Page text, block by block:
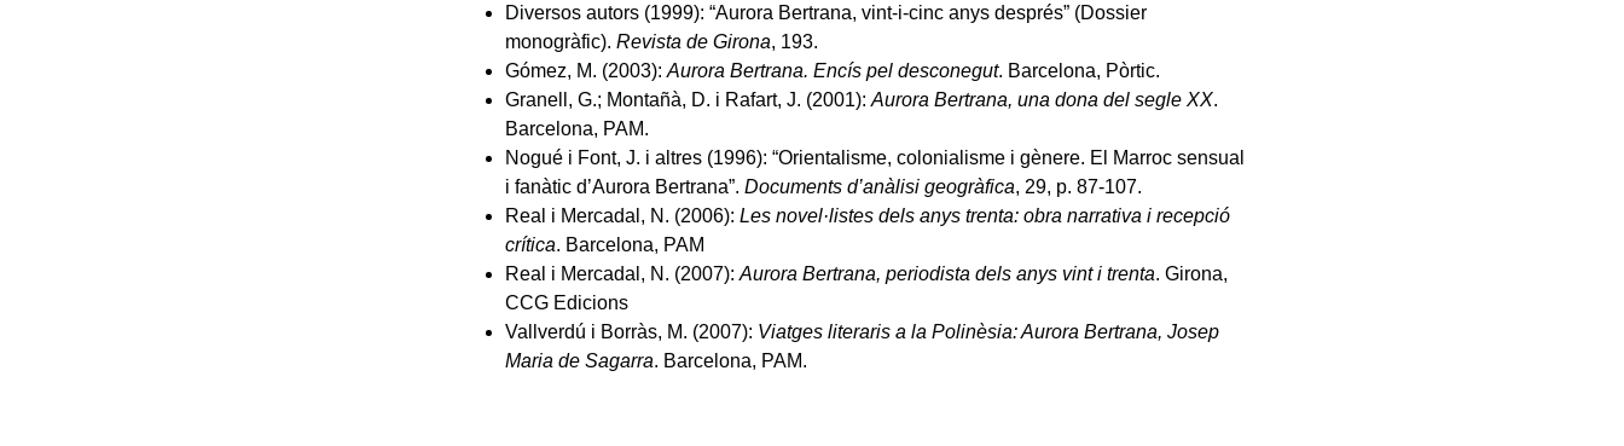
Diversos autors (1999): “Aurora Bertrana, vint-i-cinc anys després” (Dossier
monogràfic).Revista de Girona, 193.
Gómez, M. (2003):Aurora Bertrana. Encís pel desconegut. Barcelona, Pòrtic.
Granell, G.; Montañà, D. i Rafart, J. (2001):Aurora Bertrana, una dona del segle XX.
Barcelona, PAM.
Nogué i Font, J. i altres (1996): “Orientalisme, colonialisme i gènere. El Marroc sensual
i fanàtic d’Aurora Bertrana”.Documents d’anàlisi geogràfica, 29, p. 87-107.
Real i Mercadal, N. (2006):Les novel·listes dels anys trenta: obra narrativa i recepció
crítica. Barcelona, PAM
Real i Mercadal, N. (2007):Aurora Bertrana, periodista dels anys vint i trenta. Girona,
CCG Edicions
Vallverdú i Borràs, M. (2007): Viatges literaris a la Polinèsia: Aurora Bertrana, Josep
Maria de Sagarra. Barcelona, PAM.